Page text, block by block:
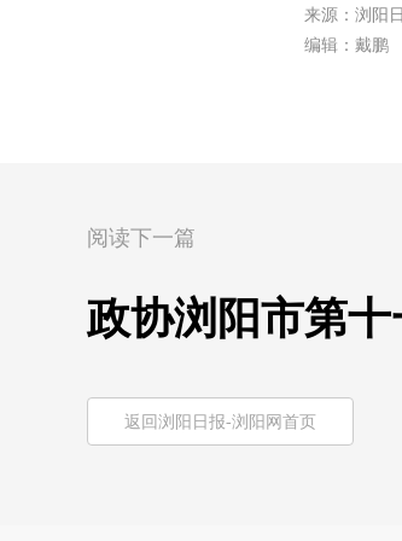
来源：浏阳
编辑：戴鹏
阅读下一篇
政协浏阳市第
返回浏阳日报-浏阳网首页